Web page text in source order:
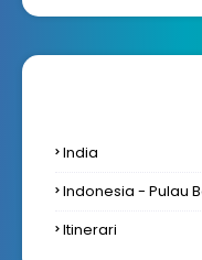
India
Indonesia - Pulau
Itinerari